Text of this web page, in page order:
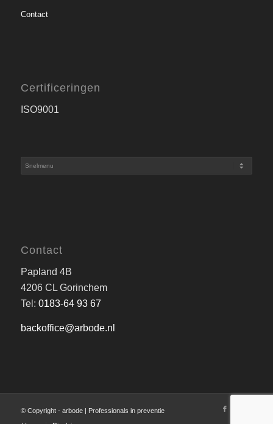
Contact
Certificeringen
ISO9001
Contact
Papland 4B
4206 CL Gorinchem
Tel: 0183-64 93 67
backoffice@arbode.nl
© Copyright - arbode | Professionals in preventie